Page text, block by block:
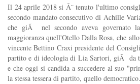
Il 24 aprile 2018 si Ã¨ tenuto l'ultimo
secondo mandato consecutivo di Achille
che giÃ nel secondo aveva governato
maggioranza quell'Otello Dalla Rosa, che
vincente Bettino Craxi presidente del
partito e di ideologia di Lia Sartori, giÃ da
e che oggi si candida a succedere al suo
la stessa tessera di partito, quello democratico.